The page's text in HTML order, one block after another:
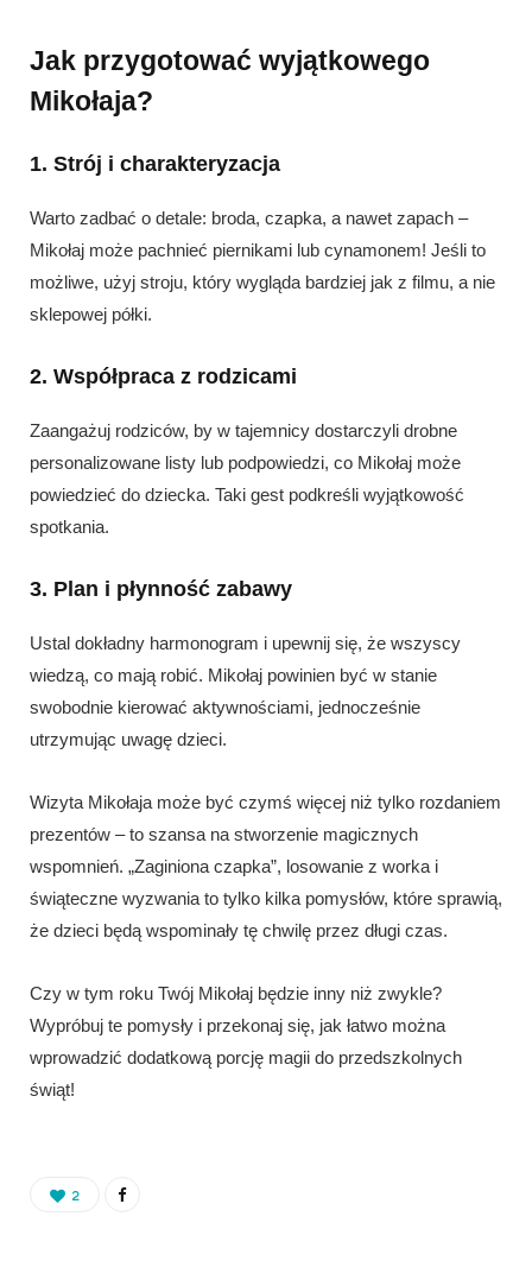
Jak przygotować wyjątkowego
Mikołaja?
1. Strój i charakteryzacja
Warto zadbać o detale: broda, czapka, a nawet zapach –
Mikołaj może pachnieć piernikami lub cynamonem! Jeśli to
możliwe, użyj stroju, który wygląda bardziej jak z filmu, a nie
sklepowej półki.
2. Współpraca z rodzicami
Zaangażuj rodziców, by w tajemnicy dostarczyli drobne
personalizowane listy lub podpowiedzi, co Mikołaj może
powiedzieć do dziecka. Taki gest podkreśli wyjątkowość
spotkania.
3. Plan i płynność zabawy
Ustal dokładny harmonogram i upewnij się, że wszyscy
wiedzą, co mają robić. Mikołaj powinien być w stanie
swobodnie kierować aktywnościami, jednocześnie
utrzymując uwagę dzieci.
Wizyta Mikołaja może być czymś więcej niż tylko rozdaniem
prezentów – to szansa na stworzenie magicznych
wspomnień. „Zaginiona czapka”, losowanie z worka i
świąteczne wyzwania to tylko kilka pomysłów, które sprawią,
że dzieci będą wspominały tę chwilę przez długi czas.
Czy w tym roku Twój Mikołaj będzie inny niż zwykle?
Wypróbuj te pomysły i przekonaj się, jak łatwo można
wprowadzić dodatkową porcję magii do przedszkolnych
świąt!
2